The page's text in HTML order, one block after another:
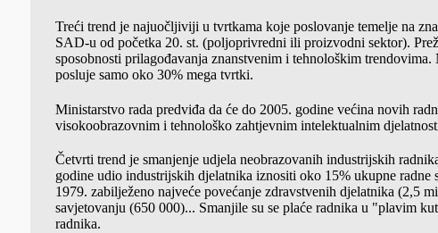
Treći trend je najuočljiviji u tvrtkama koje poslovanje temelje na
SAD-u od početka 20. st. (poljoprivredni ili proizvodni sektor).
sposobnosti prilagođavanja znanstvenim i tehnološkim
posluje samo oko 30% mega tvrtki.
Ministarstvo rada predviđa da će do 2005. godine većina novih
visokoobrazovnim i tehnološko zahtjevnim intelektualnim
Četvrti trend je smanjenje udjela neobrazovanih industrijskih
godine udio industrijskih djelatnika iznositi oko 15% ukupne
1979. zabilježeno najveće povećanje zdravstvenih djelatnika (2,5
savjetovanju (650 000)... Smanjile su se plaće radnika u "plavim
radnika.